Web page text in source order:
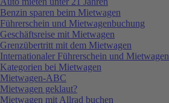
Benzin sparen beim Mietwagen
Führerschein und Mietwagenbuchung
Geschäftsreise mit Mietwagen
Grenzübertritt mit dem Mietwagen
Internationaler Führerschein und Mietwagen
Kategorien bei Mietwagen
Mietwagen-ABC
Mietwagen geklaut?
Mietwagen mit Allrad buchen